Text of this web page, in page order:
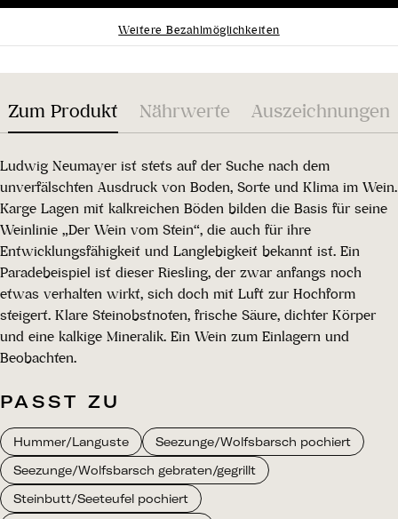
Weitere Bezahlmöglichkeiten
Zum Produkt Nährwerte Auszeichnungen
Ludwig Neumayer ist stets auf der Suche nach dem
unverfälschten Ausdruck von Boden, Sorte und Klima im Wein.
Karge Lagen mit kalkreichen Böden bilden die Basis für seine
Weinlinie „Der Wein vom Stein“, die auch für ihre
Entwicklungsfähigkeit und Langlebigkeit bekannt ist. Ein
Paradebeispiel ist dieser Riesling, der zwar anfangs noch
etwas verhalten wirkt, sich doch mit Luft zur Hochform
steigert. Klare Steinobstnoten, frische Säure, dichter Körper
und eine kalkige Mineralik. Ein Wein zum Einlagern und
Beobachten.
PASST ZU
Hummer/Languste
Seezunge/Wolfsbarsch pochiert
Seezunge/Wolfsbarsch gebraten/gegrillt
Steinbutt/Seeteufel pochiert